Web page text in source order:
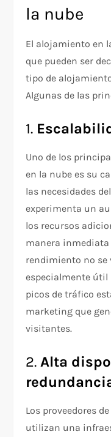
la nube
El alojamiento en
que pueden ser
tipo de
Algunas de las
1.
Uno de los
en la nube es su
las necesidades
experimenta un
los recursos
manera
rendimiento no se
especialmente útil
picos de tráfico
marketing que
visitantes.
2.Alta
Los proveedores
utilizan una